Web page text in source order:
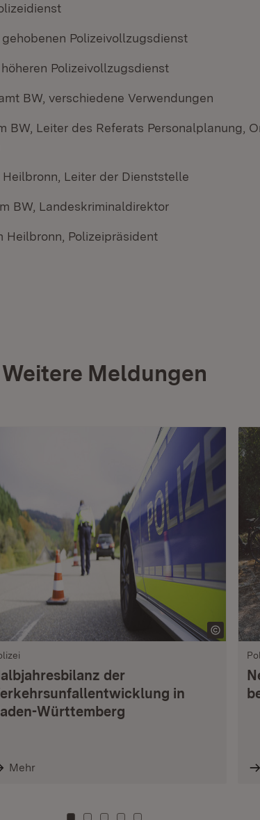
Polizeivollzugsdienst
Polizeivollzugsdienst
BW, verschiedene Verwendungen
BW, Leiter des Referats Personalplanung,
Leiter der Dienststelle
BW, Landeskriminaldirektor
Heilbronn, Polizeipräsident
Weitere Meldungen
der
in
Württemberg
Mehr